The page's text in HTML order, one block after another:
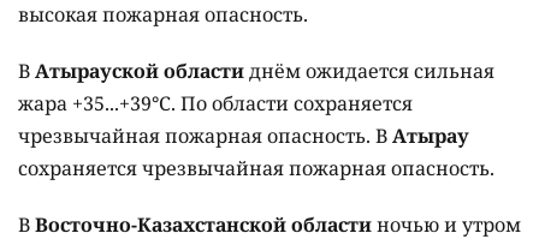
высокая пожарная опасность.
ВАтырауской областиднём ожидается сильная
жара +35...+39°C. По области сохраняется
чрезвычайная пожарная опасность. ВАтырау
сохраняется чрезвычайная пожарная опасность.
ВВосточно-Казахстанской областиночью и утром